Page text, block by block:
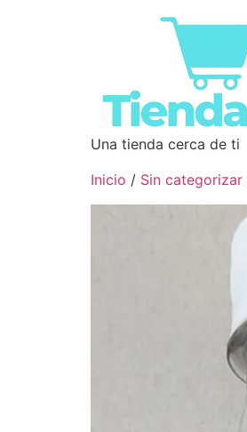
Una tienda cerca de ti
Inicio / Sin categorizar